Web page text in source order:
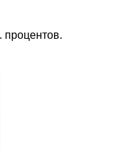
процентов.